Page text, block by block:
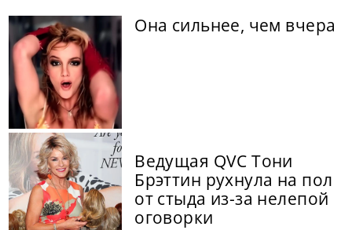
Она сильнее, чем вчера
Ведущая QVC Тони
Брэттин рухнула на пол
от стыда из-за нелепой
оговорки